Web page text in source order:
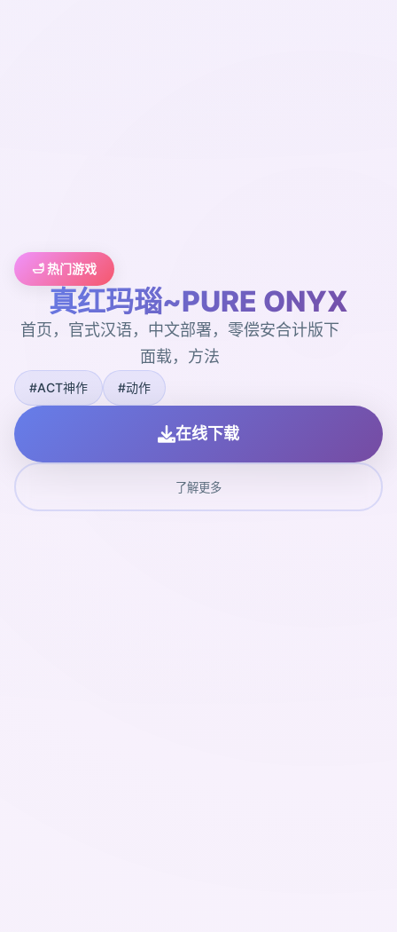
🛁 热门游戏
真红玛瑙~PURE ONYX
首页，官式汉语，中文部署，零偿安合计版下
面载，方法
#ACT神作 #动作
在线下载
了解更多